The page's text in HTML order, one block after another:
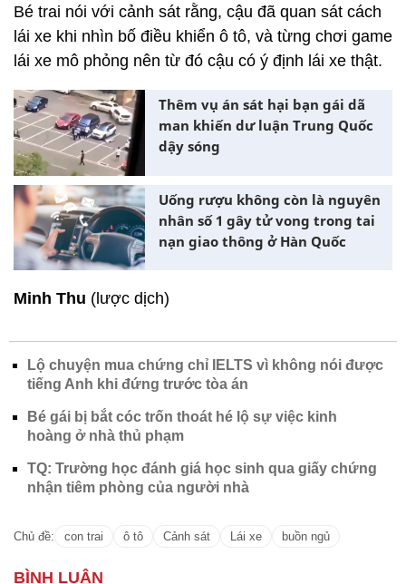
Bé trai nói với cảnh sát rằng, cậu đã quan sát cách
lái xe khi nhìn bố điều khiển ô tô, và từng chơi game
lái xe mô phỏng nên từ đó cậu có ý định lái xe thật.
Thêm vụ án sát hại bạn gái dã
man khiến dư luận Trung Quốc
dậy sóng
Uống rượu không còn là nguyên
nhân số 1 gây tử vong trong tai
nạn giao thông ở Hàn Quốc
Minh Thu (lược dịch)
Lộ chuyện mua chứng chỉ IELTS vì không nói được
tiếng Anh khi đứng trước tòa án
Bé gái bị bắt cóc trốn thoát hé lộ sự việc kinh
hoàng ở nhà thủ phạm
TQ: Trường học đánh giá học sinh qua giấy chứng
nhận tiêm phòng của người nhà
Chủ đề: con trai ô tô Cảnh sát Lái xe buồn ngủ